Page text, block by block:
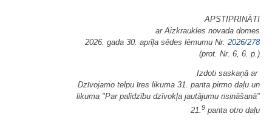
APSTIPRINĀTI
ar Aizkraukles novada domes
2026. gada 30. aprīļa sēdes lēmumu Nr. 2026/278
(prot. Nr. 6, 6. p.)
Izdoti saskaņā ar
Dzīvojamo telpu īres likuma 31. panta pirmo daļu un
likuma "Par palīdzību dzīvokļa jautājumu risināšanā"
21.9 panta otro daļu